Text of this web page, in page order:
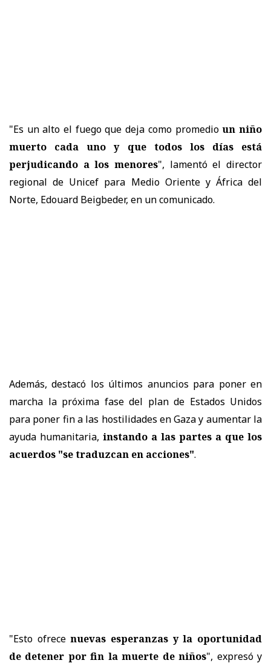
"Es un alto el fuego que deja como promedioun niño
muerto cada uno y que todos los días está
perjudicando a los menores", lamentó el director
regional de Unicef para Medio Oriente y África del
Norte, Edouard Beigbeder, en un comunicado.
Además, destacó los últimos anuncios para poner en
marcha la próxima fase del plan de Estados Unidos
para poner fin a las hostilidades en Gaza y aumentar la
ayuda humanitaria, instando a las partes a que los
acuerdos "se traduzcan en acciones".
"Esto ofrecenuevas esperanzas y la oportunidad
de detener por fin la muerte de niños", expresó y